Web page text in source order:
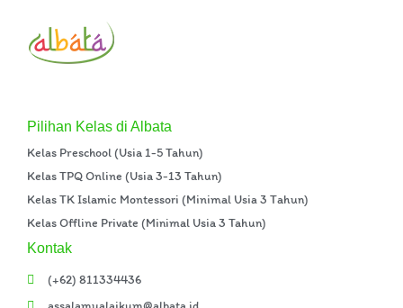
Pilihan Kelas di Albata
Kelas Preschool (Usia 1-5 Tahun)
Kelas TPQ Online (Usia 3-13 Tahun)
Kelas TK Islamic Montessori (Minimal Usia 3 Tahun)
Kelas Offline Private (Minimal Usia 3 Tahun)
Kontak
(+62) 811334436